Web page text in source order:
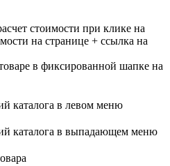
стоимости при клике на
на странице + ссылка на
в фиксированной шапке на
каталога в левом меню
каталога в выпадающем меню